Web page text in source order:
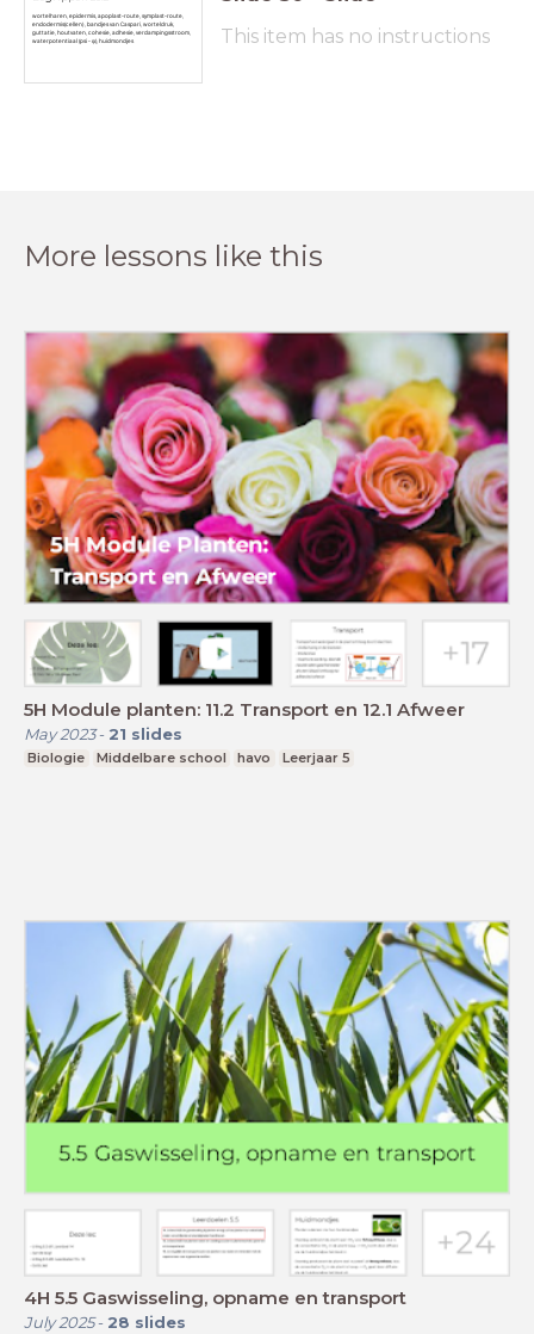
wortelharen, epidermis, apoplast-route, symplast-route,
endodermis(cellen) , bandjes van Caspari, worteldruk,
guttatie, houtvaten, cohesie, adhesie, verdampingsstroom,
waterpotentiaal (psi - ψ), huidmondjes
This item has no instructions
More lessons like this
5H Module planten: 11.2 Transport en 12.1 Afweer
May 2023- 21 slides
Biologie Middelbare school havo Leerjaar 5
4H 5.5 Gaswisseling, opname en transport
July 2025- 28 slides